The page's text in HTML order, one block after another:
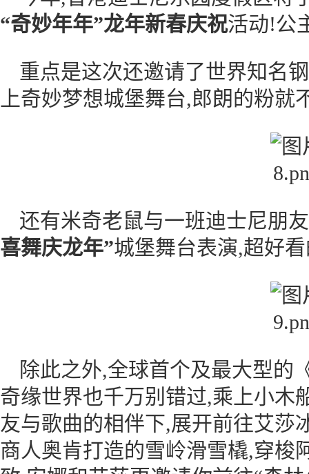
“奇妙年年”龙年新春庆祝活动!公
重点是这次还邀请了世界知名
上奇妙梦想城堡舞台,郎朗的粉就
还有米奇老鼠与一班迪士尼朋
喜舞庆龙年”城堡舞台表演,超好
除此之外,全球首个及最大型
奇缘世界也千万别错过,乘上小木
友与歌曲的相伴下,展开前往艾莎
商人奥肯打造的雪岭滑雪橇,穿梭